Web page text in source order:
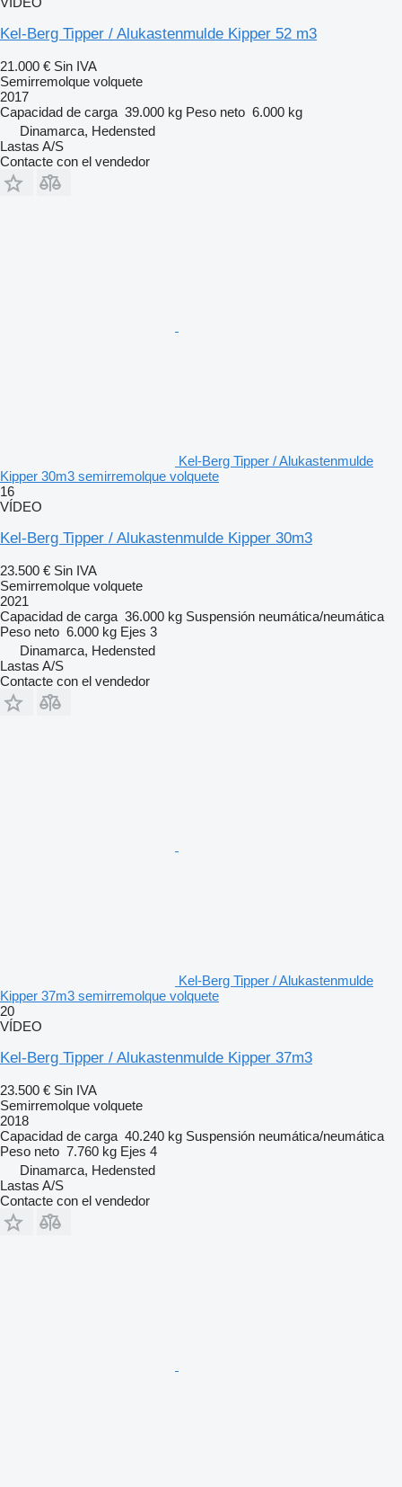
Kel-Berg Tipper / Alukastenmulde Kipper 52 m3
21.000 € Sin IVA
Semirremolque volquete
2017
Capacidad de carga 39.000 kg Peso neto 6.000 kg
Dinamarca, Hedensted
Lastas A/S
Contacte con el vendedor
Kel-Berg Tipper / Alukastenmulde
Kipper 30m3 semirremolque volquete
16
VÍDEO
Kel-Berg Tipper / Alukastenmulde Kipper 30m3
23.500 € Sin IVA
Semirremolque volquete
2021
Capacidad de carga 36.000 kg Suspensión neumática/neumática
Peso neto 6.000 kg Ejes 3
Dinamarca, Hedensted
Lastas A/S
Contacte con el vendedor
Kel-Berg Tipper / Alukastenmulde
Kipper 37m3 semirremolque volquete
20
VÍDEO
Kel-Berg Tipper / Alukastenmulde Kipper 37m3
23.500 € Sin IVA
Semirremolque volquete
2018
Capacidad de carga 40.240 kg Suspensión neumática/neumática
Peso neto 7.760 kg Ejes 4
Dinamarca, Hedensted
Lastas A/S
Contacte con el vendedor